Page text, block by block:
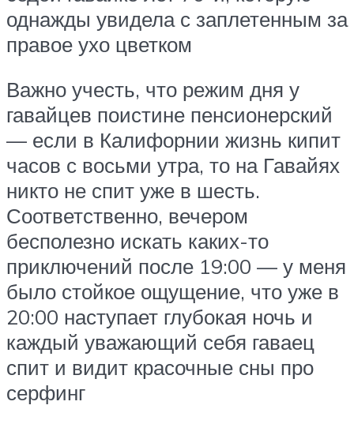
однажды увидела с заплетенным за
правое ухо цветком
Важно учесть, что режим дня у
гавайцев поистине пенсионерский
— если в Калифорнии жизнь кипит
часов с восьми утра, то на Гавайях
никто не спит уже в шесть.
Соответственно, вечером
бесполезно искать каких-то
приключений после 19:00 — у меня
было стойкое ощущение, что уже в
20:00 наступает глубокая ночь и
каждый уважающий себя гаваец
спит и видит красочные сны про
серфинг